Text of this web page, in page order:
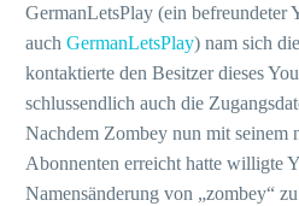
GermanLetsPlay (ein befreundeter
auch GermanLetsPlay) nam sich
kontaktierte den Besitzer dieses
schlussendlich auch die
Nachdem Zombey nun mit seinem
Abonnenten erreicht hatte willigte
Namensänderung von „zombey“